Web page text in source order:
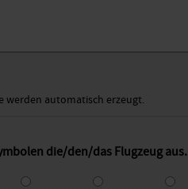
werden automatisch erzeugt.
die/den/das Flugzeug aus.